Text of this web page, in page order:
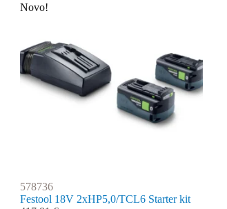
Novo!
578736
Festool 18V 2xHP5,0/TCL6 Starter kit